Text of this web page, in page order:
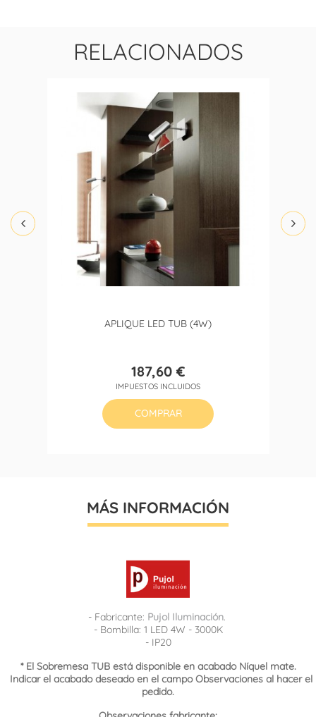
RELACIONADOS
APLIQUE LED TUB (4W)
Precio
187,60 €
IMPUESTOS INCLUIDOS
COMPRAR
MÁS INFORMACIÓN
- Fabricante: Pujol Iluminación.
- Bombilla: 1 LED 4W - 3000K
- IP20
* El Sobremesa TUB está disponible en acabado Níquel mate.
Indicar el acabado deseado en el campo Observaciones al hacer el
pedido.